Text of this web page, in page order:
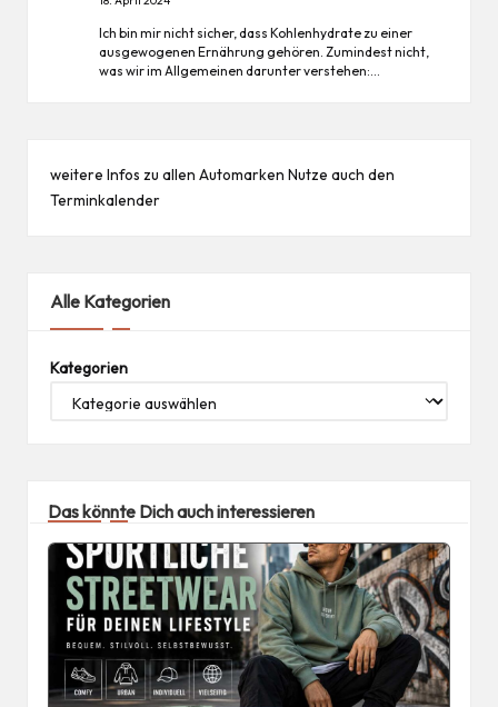
Ich bin mir nicht sicher, dass Kohlenhydrate zu einer
ausgewogenen Ernährung gehören. Zumindest nicht,
was wir im Allgemeinen darunter verstehen:…
weitere Infos zu allen Automarken Nutze auch den
Terminkalender
Alle Kategorien
Kategorien
Das könnte Dich auch interessieren